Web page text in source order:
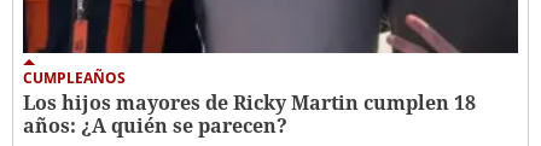
CUMPLEAÑOS
Los hijos mayores de Ricky Martin cumplen 18
años: ¿A quién se parecen?